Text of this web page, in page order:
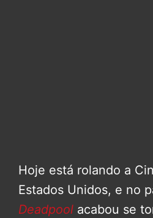
Hoje está rolando a
Estados Unidos, e no
Deadpool acabou se